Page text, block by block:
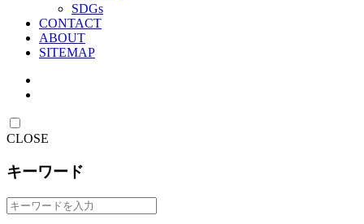
SDGs
CONTACT
ABOUT
SITEMAP
CLOSE
キーワード